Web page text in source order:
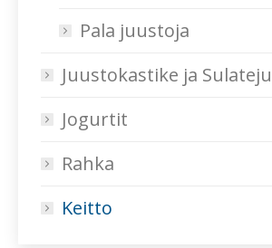
Pala juustoja
Juustokastike ja
Jogurtit
Rahka
Keitto